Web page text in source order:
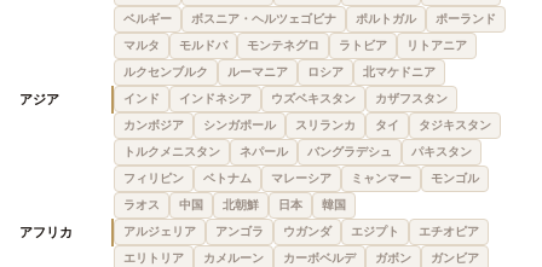
ベルギー
ボスニア・ヘルツェゴビナ ポルトガル
ポーランド
マルタ
モルドバ モンテネグロ ラトビア
リトアニア
ルクセンブルク
ルーマニア ロシア 北マケドニア
アジア インド インドネシア ウズベキスタン
カザフスタン
カンボジア
シンガポール スリランカ タイ
タジキスタン
トルクメニスタン
ネパール バングラデシュ
パキスタン
フィリピン
ベトナム マレーシア ミャンマー
モンゴル
ラオス
中国 北朝鮮 日本 韓国
アフリカ アルジェリア アンゴラ ウガンダ エジプト
エチオピア
エリトリア
カメルーン カーボベルデ ガボン
ガンビア